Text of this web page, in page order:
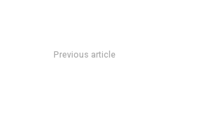
Previous article